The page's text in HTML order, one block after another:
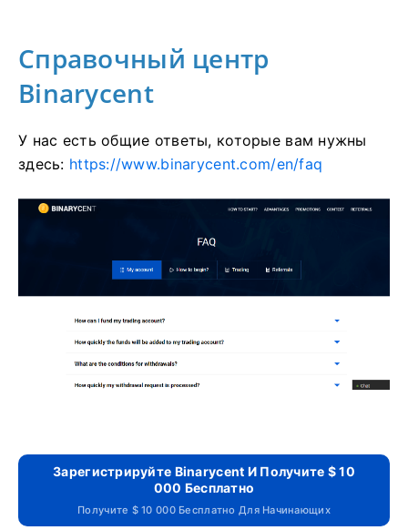
Справочный центр
Binarycent
У нас есть общие ответы, которые вам нужны
здесь: https://www.binarycent.com/en/faq
Зарегистрируйте Binarycent И Получите $ 10
000 Бесплатно
Получите $ 10 000 Бесплатно Для Начинающих